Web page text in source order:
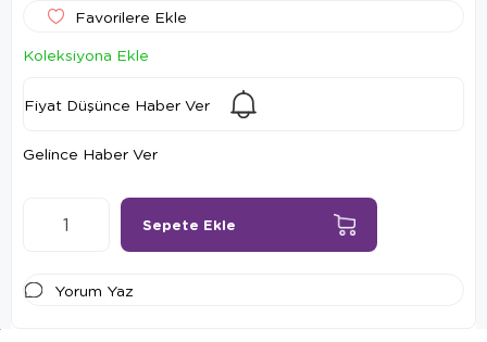
Favorilere Ekle
Koleksiyona Ekle
Fiyat Düşünce Haber Ver
Gelince Haber Ver
Yorum Yaz